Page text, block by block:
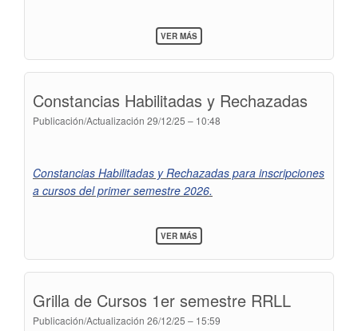
VER MÁSSOBRE
DOCENTES:
ERASMUS+
PARA
MOVILIDAD
Constancias Habilitadas y Rechazadas
Publicación/Actualización 29/12/25 – 10:48
Constancias Habilitadas y Rechazadas para inscripciones
a cursos del primer semestre 2026.
VER MÁSSOBRE
CONSTANCIAS
Grilla de Cursos 1er semestre RRLL
Publicación/Actualización 26/12/25 – 15:59